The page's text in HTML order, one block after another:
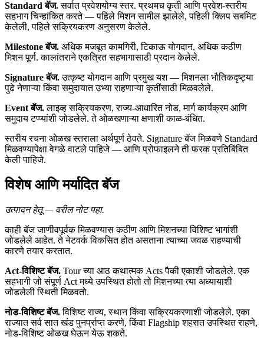
Standard बॅज.सर्वात प्रवेशयोग्य स्तर. प्रथमच कृती आणि प्रवेश-स्तरीय
सहभाग चिन्हांकित करते — पहिले मिशन सामील झालेले, पहिली क्लिप सबमिट
केलेली, पहिले सक्रियकरण अनुसरण केलेले.
Milestone बॅज. अधिक मजबूत कामगिरी, टिकाऊ योगदान, अधिक कठीण
मिशन पूर्ण. कालांतराने एकत्रित सहभागासाठी प्रदान केलेले.
Signature बॅज.उत्कृष्ट योगदान आणि प्रमुख यश — मिशनला भौतिकदृष्ट्या
पुढे नेणाऱ्या किंवा समुदायात उभ्या राहणाऱ्या कृतींसाठी मिळवलेले.
Event बॅज.लाइव्ह सक्रियकरण, राज्य-आधारित नोड, मार्ग कार्यक्रम आणि
समुदाय टप्प्यांशी जोडलेले. ते ओळखणाऱ्या क्षणाशी काळ-बंधित.
स्तरीय रचना ओळख स्तराला अर्थपूर्ण ठेवते. Signature बॅज मिळवणे Standard
मिळवण्यापेक्षा वेगळे वाटले पाहिजे — आणि प्रोफाइलने ती फरक प्रतिबिंबित
केली पाहिजे.
विशेष आणि मर्यादित बॅज
उत्पादन हेतू — वरील नोट पहा.
काही बॅज जाणीवपूर्वक मिळवण्यास कठीण आणि मिशनच्या विशिष्ट भागांशी
जोडलेले आहेत. ते नेटवर्क विकसित होत असताना त्याच्या जवळ राहण्याची
कारणे तयार करतात.
Act-विशिष्ट बॅज. Tour च्या आठ कथात्मक Acts पैकी एकाशी जोडलेले. एक
सहभागी जो संपूर्ण Act मध्ये उपस्थित होतो तो मिशनच्या त्या अध्यायाशी
जोडलेली स्थिती मिळवतो.
नोड-विशिष्ट बॅज.विशिष्ट राज्य, स्थान किंवा सक्रियकरणाशी जोडलेले. एका
राज्यात सर्व सात खंड पुनर्प्राप्त करणे, किंवा Flagship शहरात उपस्थित राहणे,
नोड-विशिष्ट ओळख घेऊन येऊ शकते.